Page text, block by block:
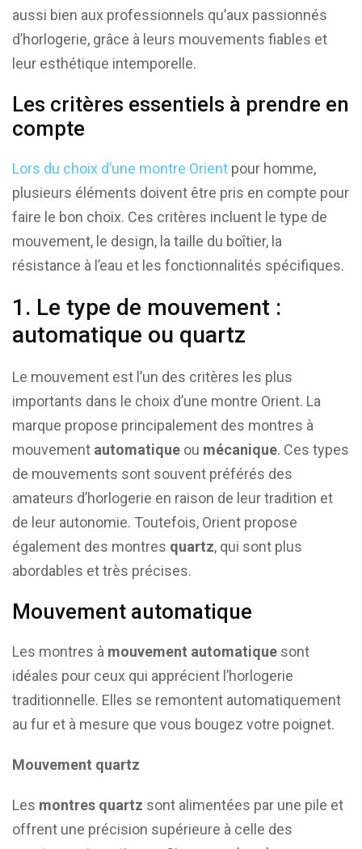
aussi bien aux professionnels qu’aux passionnés
d’horlogerie, grâce à leurs mouvements fiables et
leur esthétique intemporelle.
Les critères essentiels à prendre en
compte
Lors du choix d’une montre Orient pour homme,
plusieurs éléments doivent être pris en compte pour
faire le bon choix. Ces critères incluent le type de
mouvement, le design, la taille du boîtier, la
résistance à l’eau et les fonctionnalités spécifiques.
1. Le type de mouvement :
automatique ou quartz
Le mouvement est l’un des critères les plus
importants dans le choix d’une montre Orient. La
marque propose principalement des montres à
mouvement automatique ou mécanique. Ces types
de mouvements sont souvent préférés des
amateurs d’horlogerie en raison de leur tradition et
de leur autonomie. Toutefois, Orient propose
également des montres quartz, qui sont plus
abordables et très précises.
Mouvement automatique
Les montres à mouvement automatique sont
idéales pour ceux qui apprécient l’horlogerie
traditionnelle. Elles se remontent automatiquement
au fur et à mesure que vous bougez votre poignet.
Mouvement quartz
Les montres quartz sont alimentées par une pile et
offrent une précision supérieure à celle des